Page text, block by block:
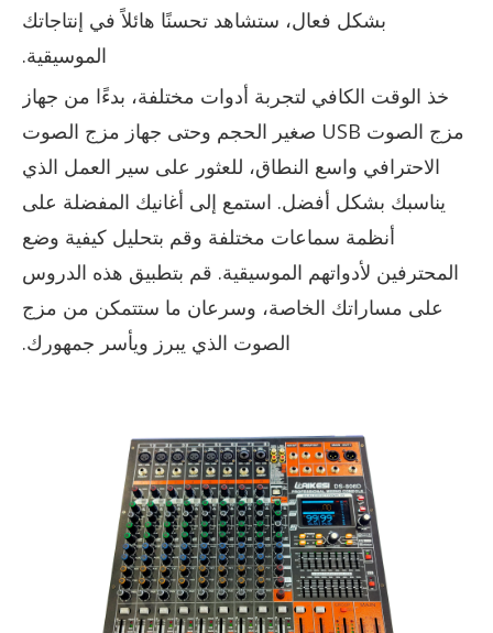
بشكل فعال، ستشاهد تحسنًا هائلاً في إنتاجاتك
الموسيقية.
خذ الوقت الكافي لتجربة أدوات مختلفة، بدءًا من جهاز
مزج الصوت USB صغير الحجم وحتى جهاز مزج الصوت
الاحترافي واسع النطاق، للعثور على سير العمل الذي
يناسبك بشكل أفضل. استمع إلى أغانيك المفضلة على
أنظمة سماعات مختلفة وقم بتحليل كيفية وضع
المحترفين لأدواتهم الموسيقية. قم بتطبيق هذه الدروس
على مساراتك الخاصة، وسرعان ما ستتمكن من مزج
الصوت الذي يبرز ويأسر جمهورك.